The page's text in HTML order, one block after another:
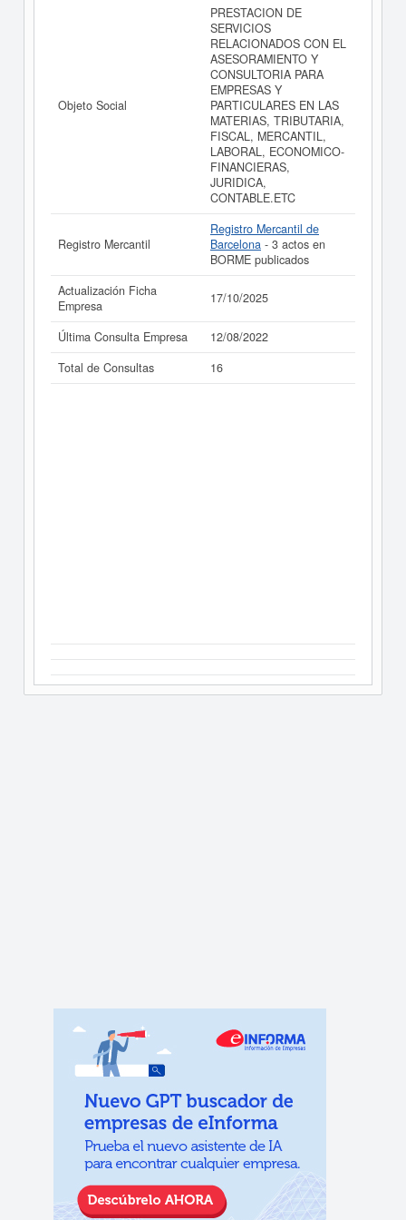
MERCANTIL CONTABLE S.L. puede acceder
inmediatamente a este Informe ampliadode A
ROSELLO A GABINETE FISCAL JURIDICO
MERCANTIL CONTABLE S.L. y consultar los resultados
de sus años de actividad, así como los balances y
cuentas de resultados disponibles.
La última actualización del informe de empresa se ha
realizado el 17/10/2025.
Objeto Social
PRESTACION DE
SERVICIOS
RELACIONADOS CON EL
ASESORAMIENTO Y
CONSULTORIA PARA
EMPRESAS Y
PARTICULARES EN LAS
MATERIAS, TRIBUTARIA,
FISCAL, MERCANTIL,
LABORAL, ECONOMICO-
FINANCIERAS,
JURIDICA,
CONTABLE.ETC
Registro Mercantil
Registro Mercantil de
Barcelona - 3 actos en
BORME publicados
Actualización Ficha
Empresa
17/10/2025
Última Consulta Empresa
12/08/2022
Total de Consultas
16